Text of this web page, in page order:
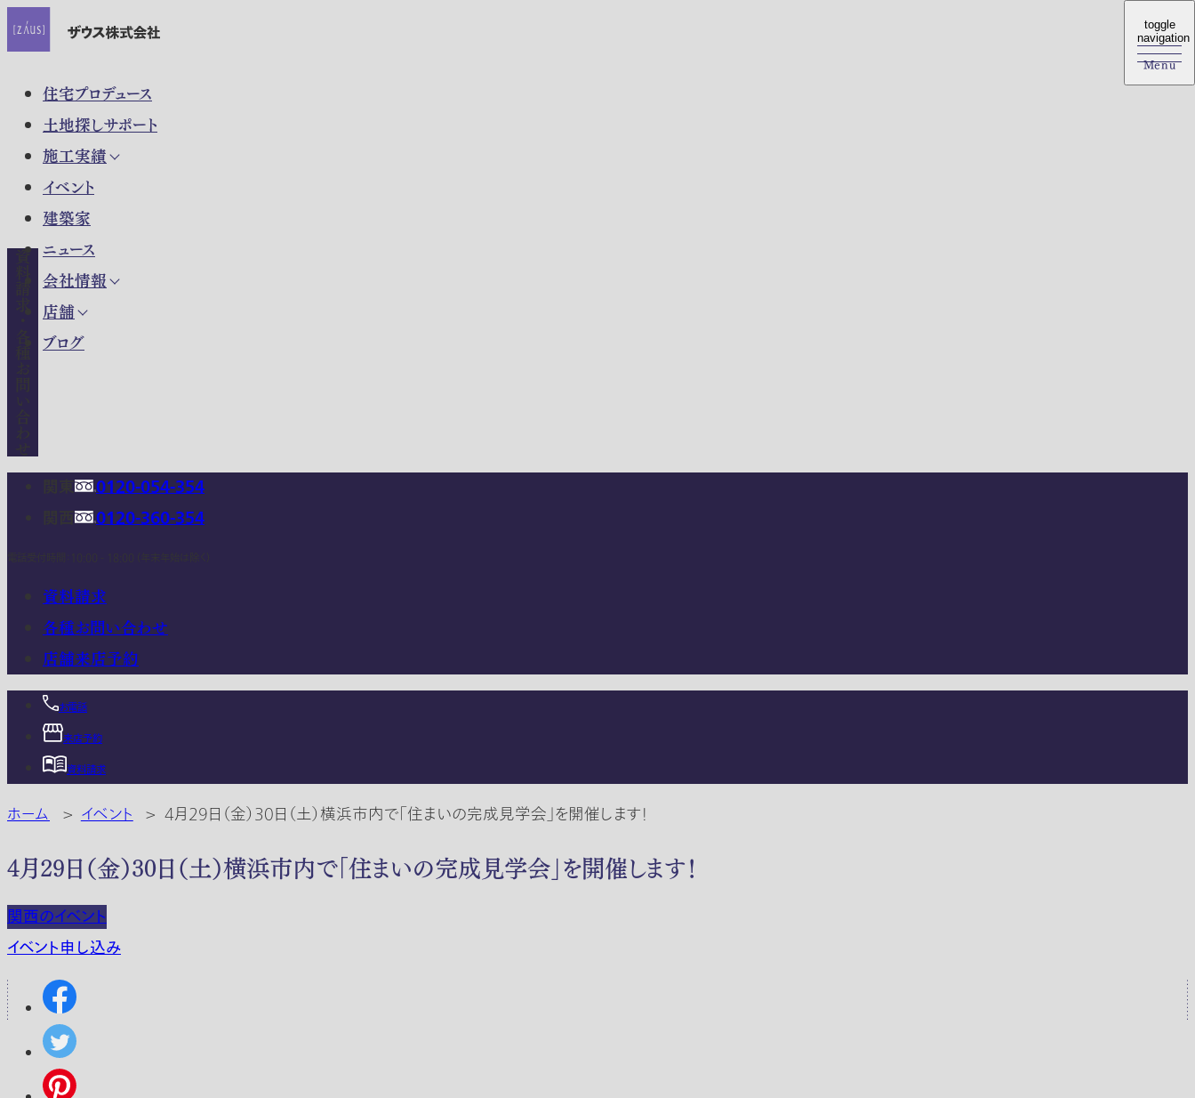
住宅プロデュース
土地探しサポート
施工実績
イベント
建築家
ニュース
会社情報
店舗
ブログ
toggle
navigation
Menu
toggle
navigation
Menu
0120-054-354
0120-360-354
資料請求
各種お問い合わせ
店舗来店予約
お電話
来店予約
資料請求
ホーム > イベント > 4月29日（金）30日（土）横浜市内で「住まいの完成見学会」を開催します！
4月29日（金）30日（土）横浜市内で「住まいの完成見学会」を開催します！
関西のイベント
イベント申し込み